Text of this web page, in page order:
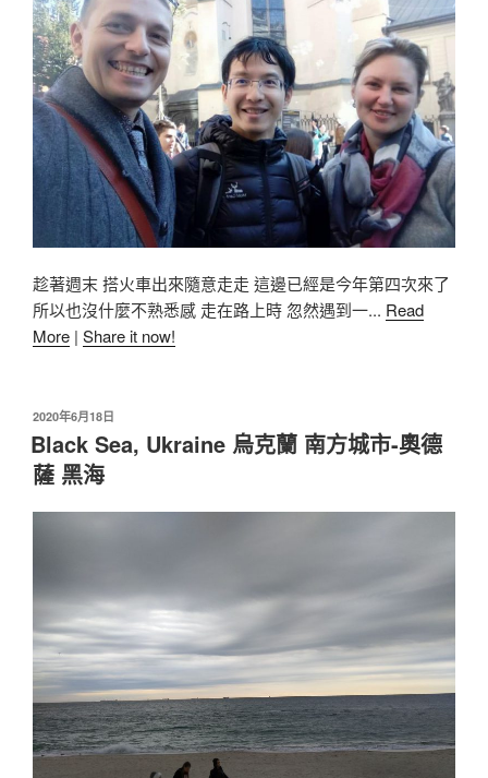
趁著週末 搭火車出來隨意走走 這邊已經是今年第四次來了
所以也沒什麼不熟悉感 走在路上時 忽然遇到一... Read
More | Share it now!
2020年6月18日
Black Sea, Ukraine 烏克蘭 南方城市-奧德
薩 黑海